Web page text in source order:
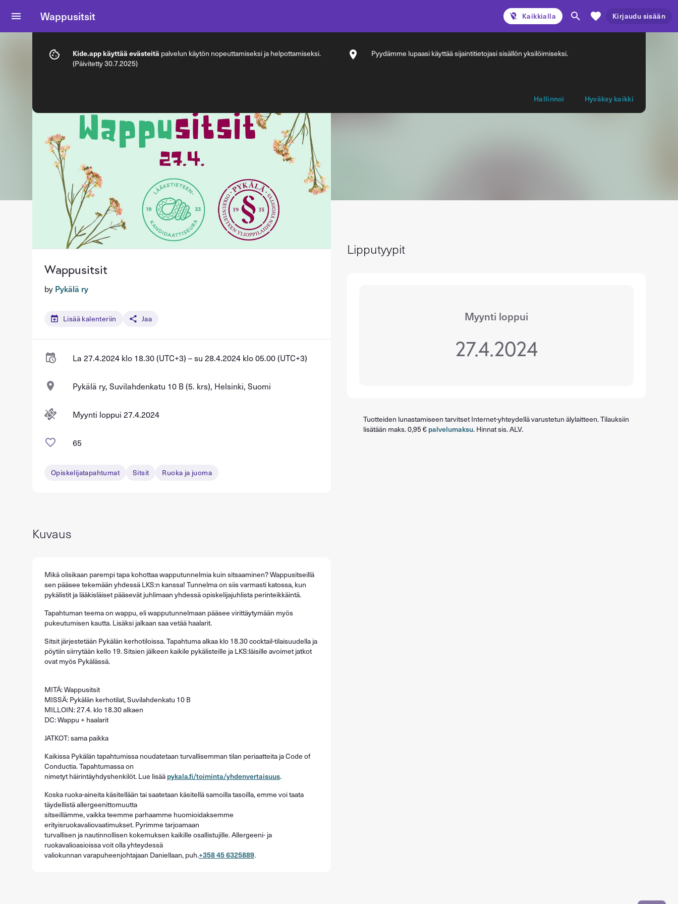
Wappusitsit Kaikkialla Kirjaudu sisään
Wappusitsit
by Pykälä ry
Lisää kalenteriin Jaa
La 27.4.2024 klo 18.30 (UTC+3) – su 28.4.2024 klo 05.00 (UTC+3)
Pykälä ry, Suvilahdenkatu 10 B (5. krs), Helsinki, Suomi
Myynti loppui 27.4.2024
65
Opiskelijatapahtumat Sitsit Ruoka ja juoma
Kuvaus
Mikä olisikaan parempi tapa kohottaa wapputunnelmia kuin sitsaaminen? Wappusitseillä
sen pääsee tekemään yhdessä LKS:n kanssa! Tunnelma on siis varmasti katossa, kun
pykälistit ja lääkisläiset pääsevät juhlimaan yhdessä opiskelijajuhlista perinteikkäintä.
Tapahtuman teema on wappu, eli wapputunnelmaan pääsee virittäytymään myös
pukeutumisen kautta. Lisäksi jalkaan saa vetää haalarit.
Sitsit järjestetään Pykälän kerhotiloissa. Tapahtuma alkaa klo 18.30 cocktail-tilaisuudella ja
pöytiin siirrytään kello 19. Sitsien jälkeen kaikile pykälisteille ja LKS:läisille avoimet jatkot
ovat myös Pykälässä.
MITÄ: Wappusitsit
MISSÄ: Pykälän kerhotilat, Suvilahdenkatu 10 B
MILLOIN: 27.4. klo 18.30 alkaen
DC: Wappu + haalarit
JATKOT: sama paikka
Kaikissa Pykälän tapahtumissa noudatetaan turvallisemman tilan periaatteita ja Code of
Conductia. Tapahtumassa on
nimetyt häirintäyhdyshenkilöt. Lue lisääpykala.fi/toiminta/yhdenvertaisuus.
Koska ruoka-aineita käsitellään tai saatetaan käsitellä samoilla tasoilla, emme voi taata
täydellistä allergeenittomuutta
sitseillämme, vaikka teemme parhaamme huomioidaksemme
erityisruokavaliovaatimukset. Pyrimme tarjoamaan
turvallisen ja nautinnollisen kokemuksen kaikille osallistujille. Allergeeni- ja
ruokavalioasioissa voit olla yhteydessä
valiokunnan varapuheenjohtajaan Daniellaan, puh.+358 45 6325889.
Lipputyypit
Myynti loppui
27.4.2024
Tuotteiden lunastamiseen tarvitset Internet-yhteydellä varustetun älylaitteen. Tilauksiin
lisätään maks. 0,95 €palvelumaksu. Hinnat sis. ALV.
Kide.app käyttää evästeitä palvelun käytön nopeuttamiseksi ja helpottamiseksi.
(Päivitetty 30.7.2025)
Pyydämme lupaasi käyttää sijaintitietojasi sisällön yksilöimiseksi.
Hallinnoi Hyväksy kaikki